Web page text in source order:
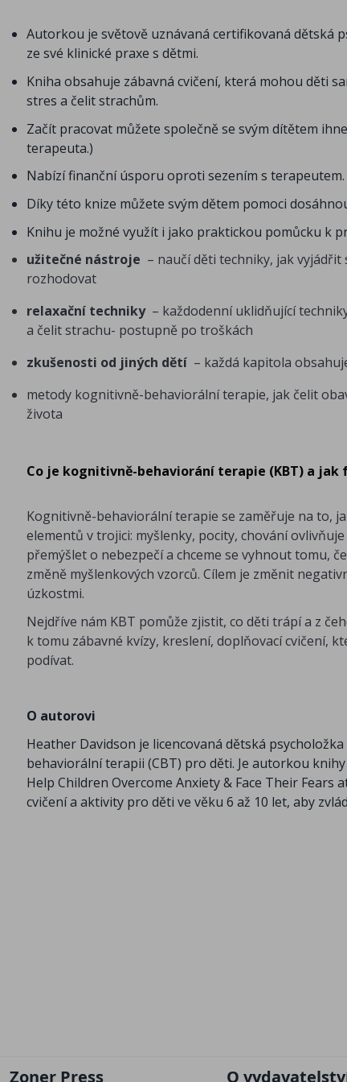
Autorkou je světově uznávaná certifikovaná dětská
ze své klinické praxe s dětmi.
Kniha obsahuje zábavná cvičení, která mohou děti
stres a čelit strachům.
Začít pracovat můžete společně se svým dítětem
terapeuta.)
Nabízí finanční úsporu oproti sezením s terapeutem.
Díky této knize můžete svým dětem pomoci
Knihu je možné využít i jako praktickou pomůcku k
užitečné nástroje – naučí děti techniky, jak
rozhodovat
relaxační techniky – každodenní uklidňující
a čelit strachu- postupně po troškách
zkušenosti od jiných dětí – každá kapitola
metody kognitivně-behaviorální terapie, jak čelit
života
Co je kognitivně-behaviorání terapie (KBT) a jak
Kognitivně-behaviorální terapie se zaměřuje na to,
elementů v trojici: myšlenky, pocity, chování
přemýšlet o nebezpečí a chceme se vyhnout tomu,
změně myšlenkových vzorců. Cílem je změnit
úzkostmi.
Nejdříve nám KBT pomůže zjistit, co děti trápí a z
k tomu zábavné kvízy, kreslení, doplňovací cvičení,
podívat.
O autorovi
Heather Davidson je licencovaná dětská
behaviorální terapii (CBT) pro děti. Je autorkou
Help Children Overcome Anxiety & Face Their
cvičení a aktivity pro děti ve věku 6 až 10 let, aby
Zoner Press O